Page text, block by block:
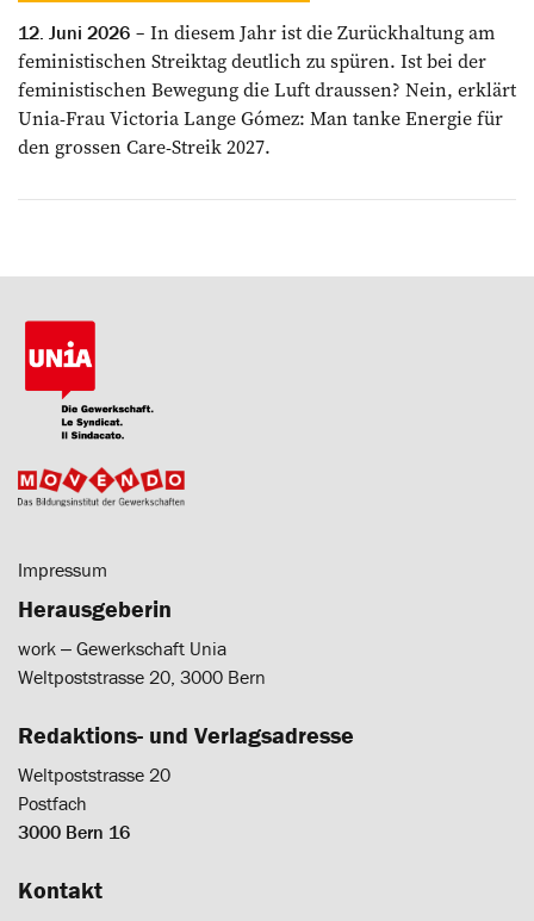
12. Juni 2026
In diesem Jahr ist die Zurückhaltung am
feministischen Streiktag deutlich zu ­spüren. Ist bei der
feministischen ­Bewegung die Luft ­draussen? Nein, erklärt
Unia-Frau ­Victoria ­Lange ­Gómez: Man tanke Energie für
den grossen Care-Streik 2027.
Impressum
Herausgeberin
work ‒ Gewerkschaft Unia
Weltpoststrasse 20, 3000 Bern
Redaktions- und Verlagsadresse
Weltpoststrasse 20
Postfach
3000 Bern 16
Kontakt